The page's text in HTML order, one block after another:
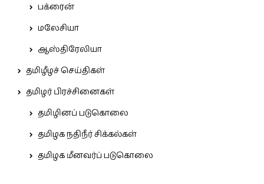
பக்ரைன்
மலேசியா
ஆஸ்திரேலியா
தமிழீழச் செய்திகள்
தமிழர் பிரச்சினைகள்
தமிழினப் படுகொலை
தமிழக நதிநீர் சிக்கல்கள்
தமிழக மீனவர்ப் படுகொலை